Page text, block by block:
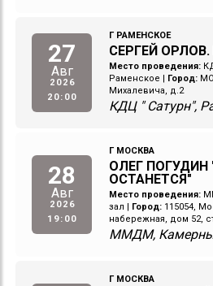
27
Авг
2026
20:00
Г РАМЕНСКОЕ
СЕРГЕЙ
Место проведения:
Раменское
Город:
Михалевича, д.2
КДЦ " Сатурн",
28
Авг
2026
19:00
Г МОСКВА
ОЛЕГ
ОСТАНЕТСЯ"
Место проведения:
зал
Город: 115054,
набережная, дом 52,
ММДМ,
Г МОСКВА